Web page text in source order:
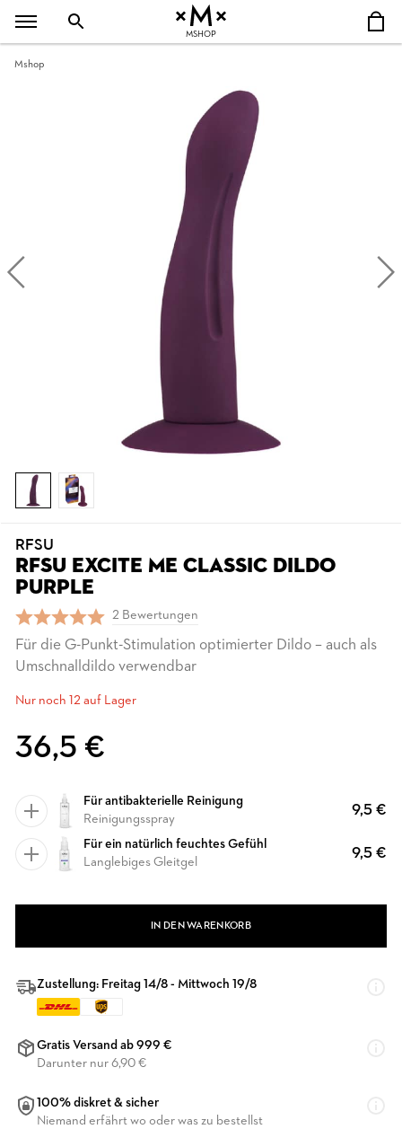
MSHOP
Mshop
RFSU
RFSU EXCITE ME CLASSIC DILDO
PURPLE
2 Bewertungen
Für die G-Punkt-Stimulation optimierter Dildo – auch als
Umschnalldildo verwendbar
Nur noch 12 auf Lager
36,5 €
Für antibakterielle Reinigung
Reinigungsspray
9,5 €
Für ein natürlich feuchtes Gefühl
Langlebiges Gleitgel
9,5 €
IN DEN WARENKORB
Zustellung: Freitag 14/8 - Mittwoch 19/8
Gratis Versand ab 999 €
Darunter nur 6,90 €
100% diskret & sicher
Niemand erfährt wo oder was zu bestellst